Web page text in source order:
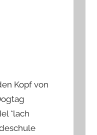
Kopf von
*lach